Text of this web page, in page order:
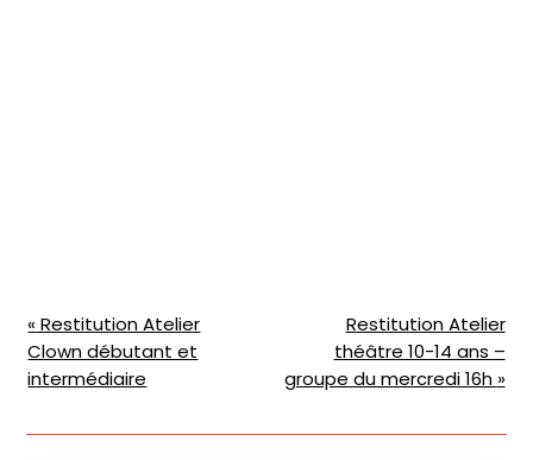
N
a
i
« Restitution Atelier
Clown débutant et
intermédiaire
Restitution Atelier
théâtre 10-14 ans –
groupe du mercredi 16h »